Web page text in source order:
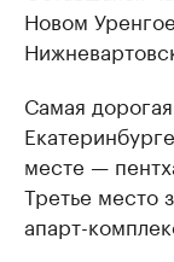
Новом
Самая
месте —
Третье место
апарт-